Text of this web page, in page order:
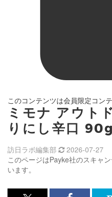
このコンテンツは会員限定コン
ミモナ アウト
りにし辛口 90g
このページはPayke社のスキャ
います。
訪日ラボ編集部 2026-07-27